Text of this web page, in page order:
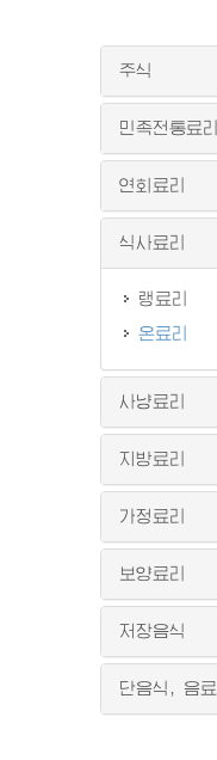
주식
민족전통료리
연회료리
식사료리
랭료리
온료리
사냥료리
지방료리
가정료리
보양료리
저장음식
단음식, 음료